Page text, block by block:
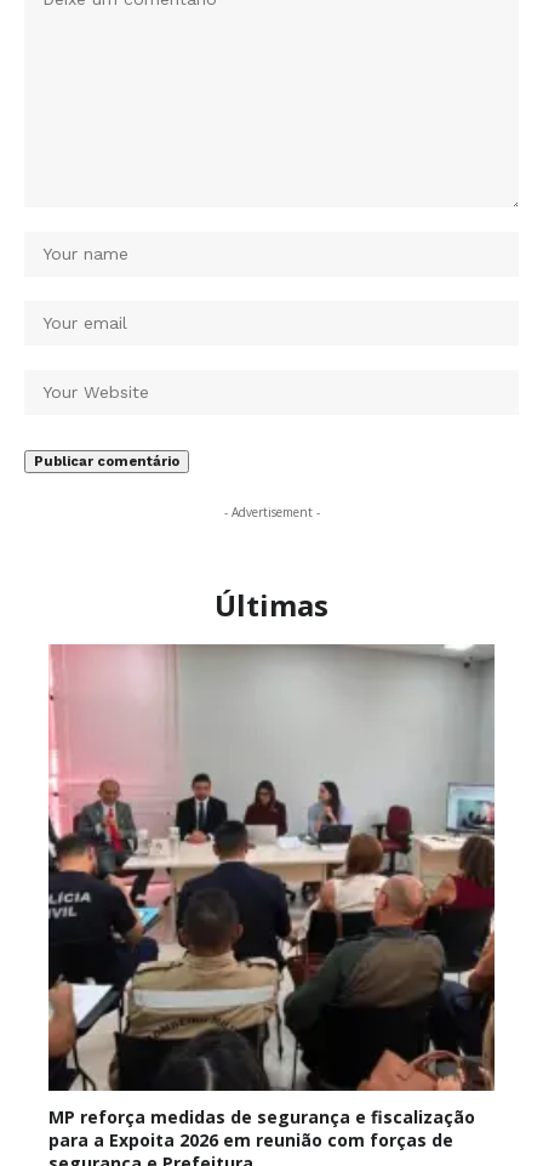
- Advertisement -
Últimas
MP reforça medidas de segurança e fiscalização
para a Expoita 2026 em reunião com forças de